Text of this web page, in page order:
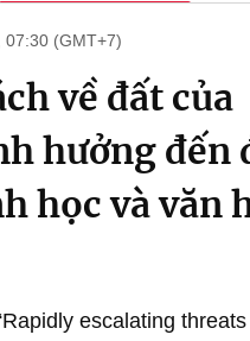
(GMT+7)
về đất của
hưởng đến
học và văn
escalating